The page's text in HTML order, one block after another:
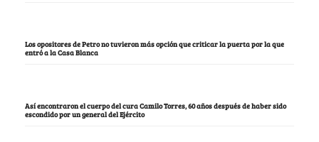
Los opositores de Petro no tuvieron más opción que criticar la puerta por la que
entró a la Casa Blanca
Así encontraron el cuerpo del cura Camilo Torres, 60 años después de haber sido
escondido por un general del Ejército